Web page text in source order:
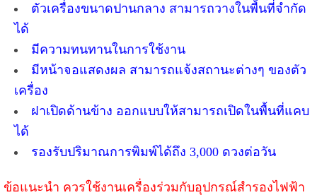
ตัวเครื่องขนาดปานกลาง สามารถวางในพื้นที่จำกัด
ได้
มีความทนทานในการใช้งาน
มีหน้าจอแสดงผล สามารถแจ้งสถานะต่างๆ ของตัว
เครื่อง
ฝาเปิดด้านข้าง ออกแบบให้สามารถเปิดในพื้นที่แคบ
ได้
รองรับปริมาณการพิมพ์ได้ถึง 3,000 ดวงต่อวัน
ข้อแนะนำ ควรใช้งานเครื่องร่วมกับอุปกรณ์สำรองไฟฟ้า